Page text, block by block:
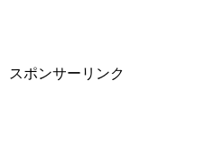
スポンサーリンク